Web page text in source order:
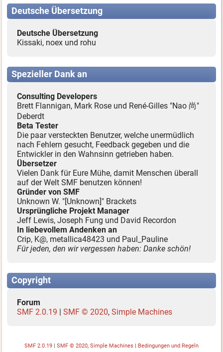
Deutsche Übersetzung
Deutsche Übersetzung
Kissaki, noex und rohu
Spezieller Dank an
Consulting Developers
Brett Flannigan, Mark Rose und René-Gilles "Nao 尚"
Deberdt
Beta Tester
Die paar versteckten Benutzer, welche unermüdlich
nach Fehlern gesucht, Feedback gegeben und die
Entwickler in den Wahnsinn getrieben haben.
Übersetzer
Vielen Dank für Eure Mühe, damit Menschen überall
auf der Welt SMF benutzen können!
Gründer von SMF
Unknown W. "[Unknown]" Brackets
Ursprüngliche Projekt Manager
Jeff Lewis, Joseph Fung und David Recordon
In liebevollem Andenken an
Crip, K@, metallica48423 und Paul_Pauline
Für jeden, den wir vergessen haben: Danke schön!
Copyright
Forum
SMF 2.0.19 | SMF © 2020, Simple Machines
SMF 2.0.19 | SMF © 2020 Simple Machines | Bedingungen und Regeln